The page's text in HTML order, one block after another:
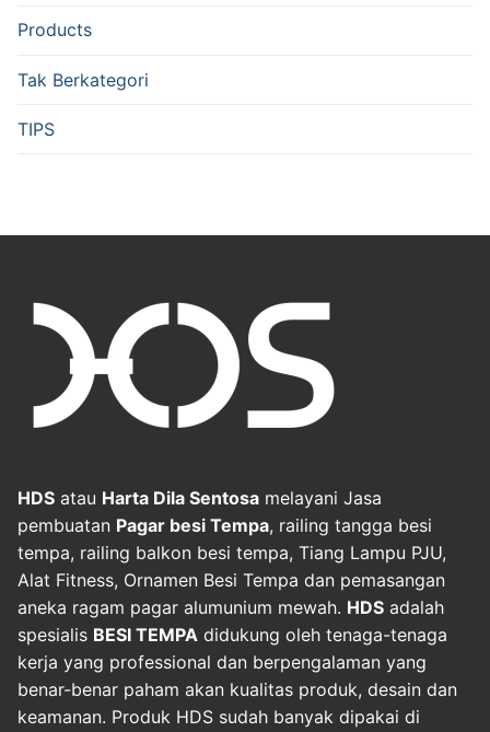
Products
Tak Berkategori
TIPS
HDS atau Harta Dila Sentosa melayani Jasa
pembuatan Pagar besi Tempa, railing tangga besi
tempa, railing balkon besi tempa, Tiang Lampu PJU,
Alat Fitness, Ornamen Besi Tempa dan pemasangan
aneka ragam pagar alumunium mewah. HDS adalah
spesialis BESI TEMPA didukung oleh tenaga-tenaga
kerja yang professional dan berpengalaman yang
benar-benar paham akan kualitas produk, desain dan
keamanan. Produk HDS sudah banyak dipakai di